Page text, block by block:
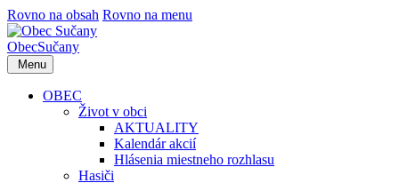
Rovno na obsah Rovno na menu
ObecSučany
Menu
OBEC
Život v obci
AKTUALITY
Kalendár akcií
Hlásenia miestneho rozhlasu
Hasiči